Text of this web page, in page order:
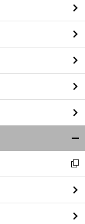
る
閉
る
新
し
い
ウ
ィ